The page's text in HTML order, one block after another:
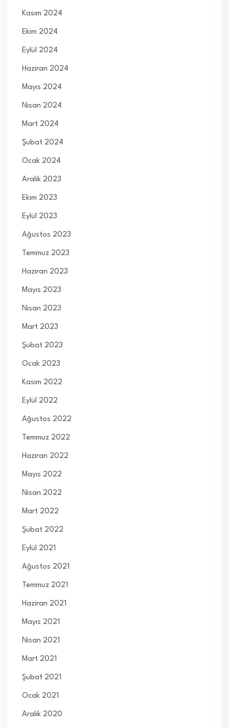
Kasım 2024
Ekim 2024
Eylül 2024
Haziran 2024
Mayıs 2024
Nisan 2024
Mart 2024
Şubat 2024
Ocak 2024
Aralık 2023
Ekim 2023
Eylül 2023
Ağustos 2023
Temmuz 2023
Haziran 2023
Mayıs 2023
Nisan 2023
Mart 2023
Şubat 2023
Ocak 2023
Kasım 2022
Eylül 2022
Ağustos 2022
Temmuz 2022
Haziran 2022
Mayıs 2022
Nisan 2022
Mart 2022
Şubat 2022
Eylül 2021
Ağustos 2021
Temmuz 2021
Haziran 2021
Mayıs 2021
Nisan 2021
Mart 2021
Şubat 2021
Ocak 2021
Aralık 2020